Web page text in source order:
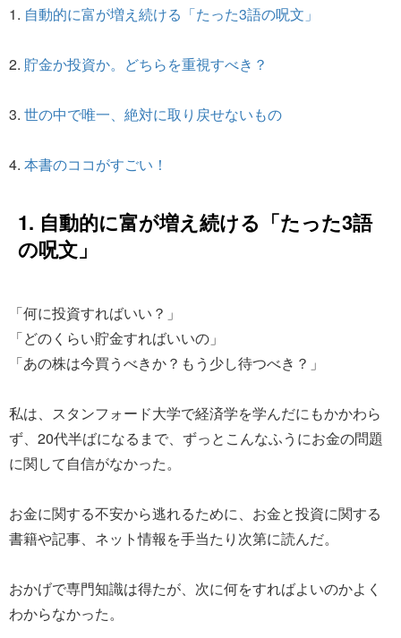
1. 自動的に富が増え続ける「たった3語の呪文」
2. 貯金か投資か。どちらを重視すべき？
3. 世の中で唯一、絶対に取り戻せないもの
4. 本書のココがすごい！
1. 自動的に富が増え続ける「たった3語
の呪文」
「何に投資すればいい？」
「どのくらい貯金すればいいの」
「あの株は今買うべきか？もう少し待つべき？」
私は、スタンフォード大学で経済学を学んだにもかかわら
ず、20代半ばになるまで、ずっとこんなふうにお金の問題
に関して自信がなかった。
お金に関する不安から逃れるために、お金と投資に関する
書籍や記事、ネット情報を手当たり次第に読んだ。
おかげで専門知識は得たが、次に何をすればよいのかよく
わからなかった。